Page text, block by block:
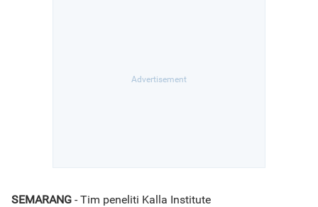
SEMARANG - Tim peneliti Kalla Institute